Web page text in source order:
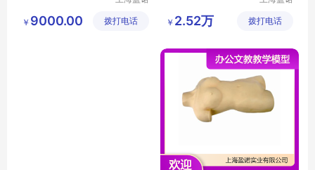
公司
￥ 9000.00 拨打电话
公司
￥ 2.52万 拨打电话